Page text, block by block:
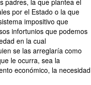
padres, la que plantea el
por el Estado o la que
impositivo que
infortunios que podemos
en la cual
se las arreglaría como
le ocurra, sea la
económico, la necesidad